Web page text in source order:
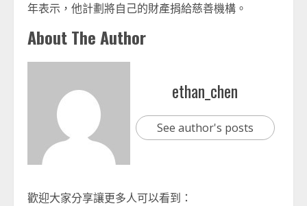
年表示，他計劃將自己的財產捐給慈善機構。
About The Author
ethan_chen
See author's posts
歡迎大家分享讓更多人可以看到：